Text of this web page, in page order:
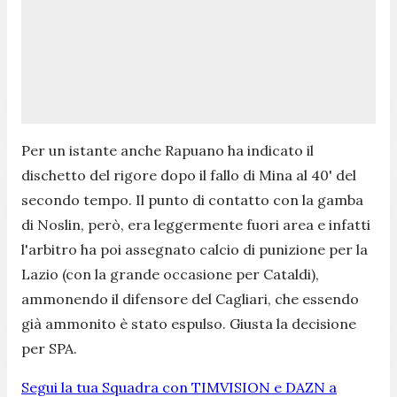
Per un istante anche Rapuano ha indicato il
dischetto del rigore dopo il fallo di Mina al 40' del
secondo tempo. Il punto di contatto con la gamba
di Noslin, però, era leggermente fuori area e infatti
l'arbitro ha poi assegnato calcio di punizione per la
Lazio (con la grande occasione per Cataldi),
ammonendo il difensore del Cagliari, che essendo
già ammonito è stato espulso. Giusta la decisione
per SPA.
Segui la tua Squadra con TIMVISION e DAZN a